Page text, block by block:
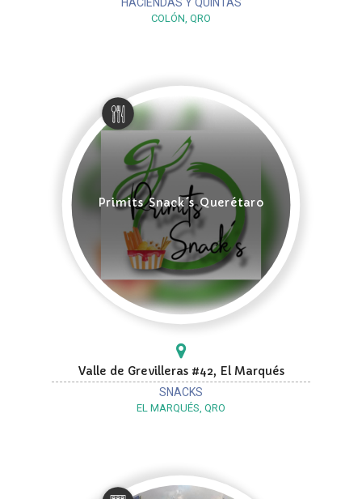
COLÓN, QRO
Primits Snack´s Querétaro
Valle de Grevilleras #42, El Marqués
SNACKS
EL MARQUÉS, QRO